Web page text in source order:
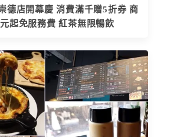
德店開幕慶 消費滿千贈5折券 商
起免服務費 紅茶無限暢飲